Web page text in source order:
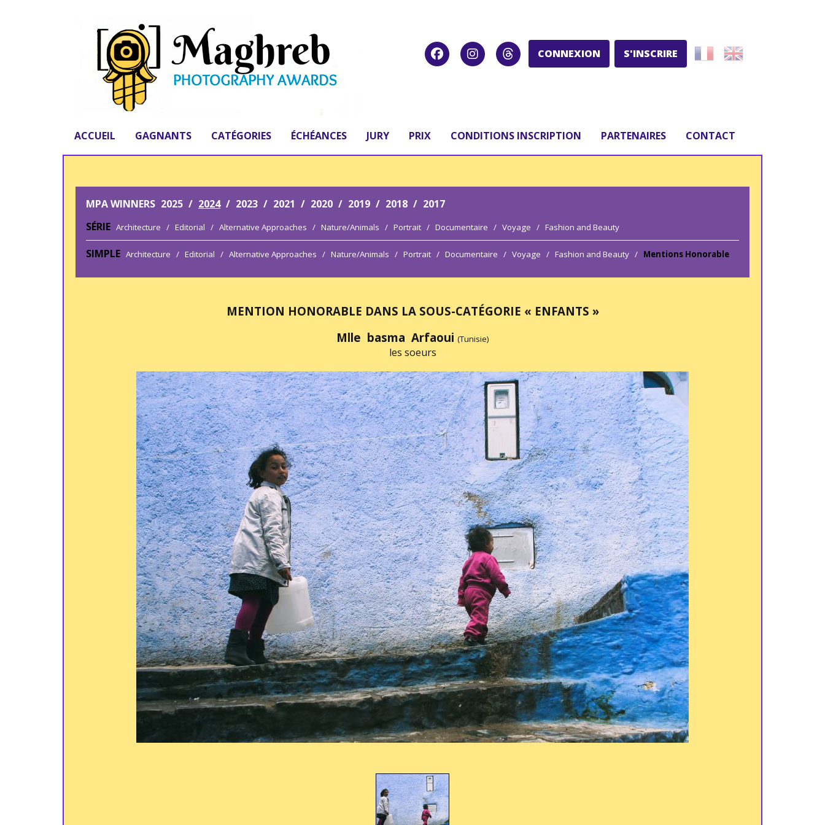
CONNEXION S'INSCRIRE
ACCUEIL GAGNANTS CATÉGORIES ÉCHÉANCES JURY PRIX CONDITIONS INSCRIPTION PARTENAIRES CONTACT
MPA WINNERS 2025 / 2024 / 2023 / 2021 / 2020 / 2019 / 2018 / 2017
SÉRIE Architecture / Editorial / Alternative Approaches / Nature/Animals / Portrait / Documentaire / Voyage / Fashion and Beauty
SIMPLE Architecture / Editorial / Alternative Approaches / Nature/Animals / Portrait / Documentaire / Voyage / Fashion and Beauty / Mentions Honorable
MENTION HONORABLE DANS LA SOUS-CATÉGORIE « ENFANTS »
Mlle basma Arfaoui (Tunisie)
les soeurs